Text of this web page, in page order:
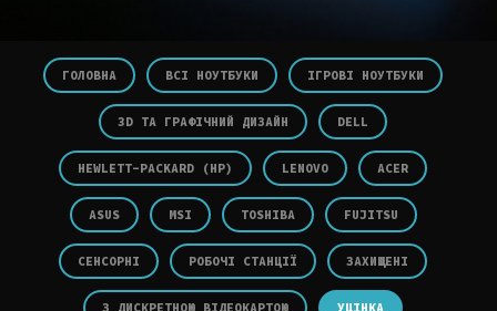
ГОЛОВНА ВСІ НОУТБУКИ ІГРОВІ НОУТБУКИ
3D ТА ГРАФІЧНИЙ ДИЗАЙН DELL
HEWLETT-PACKARD (HP) LENOVO ACER
ASUS MSI TOSHIBA FUJITSU
СЕНСОРНІ РОБОЧІ СТАНЦІЇ ЗАХИЩЕНІ
З ДИСКРЕТНОЮ ВІДЕОКАРТОЮ УЦІНКА